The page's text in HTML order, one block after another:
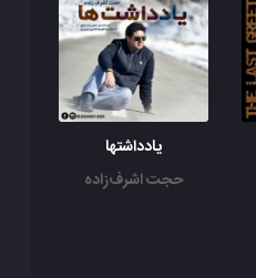
یادداشتها
حجت اشرف‌زاده